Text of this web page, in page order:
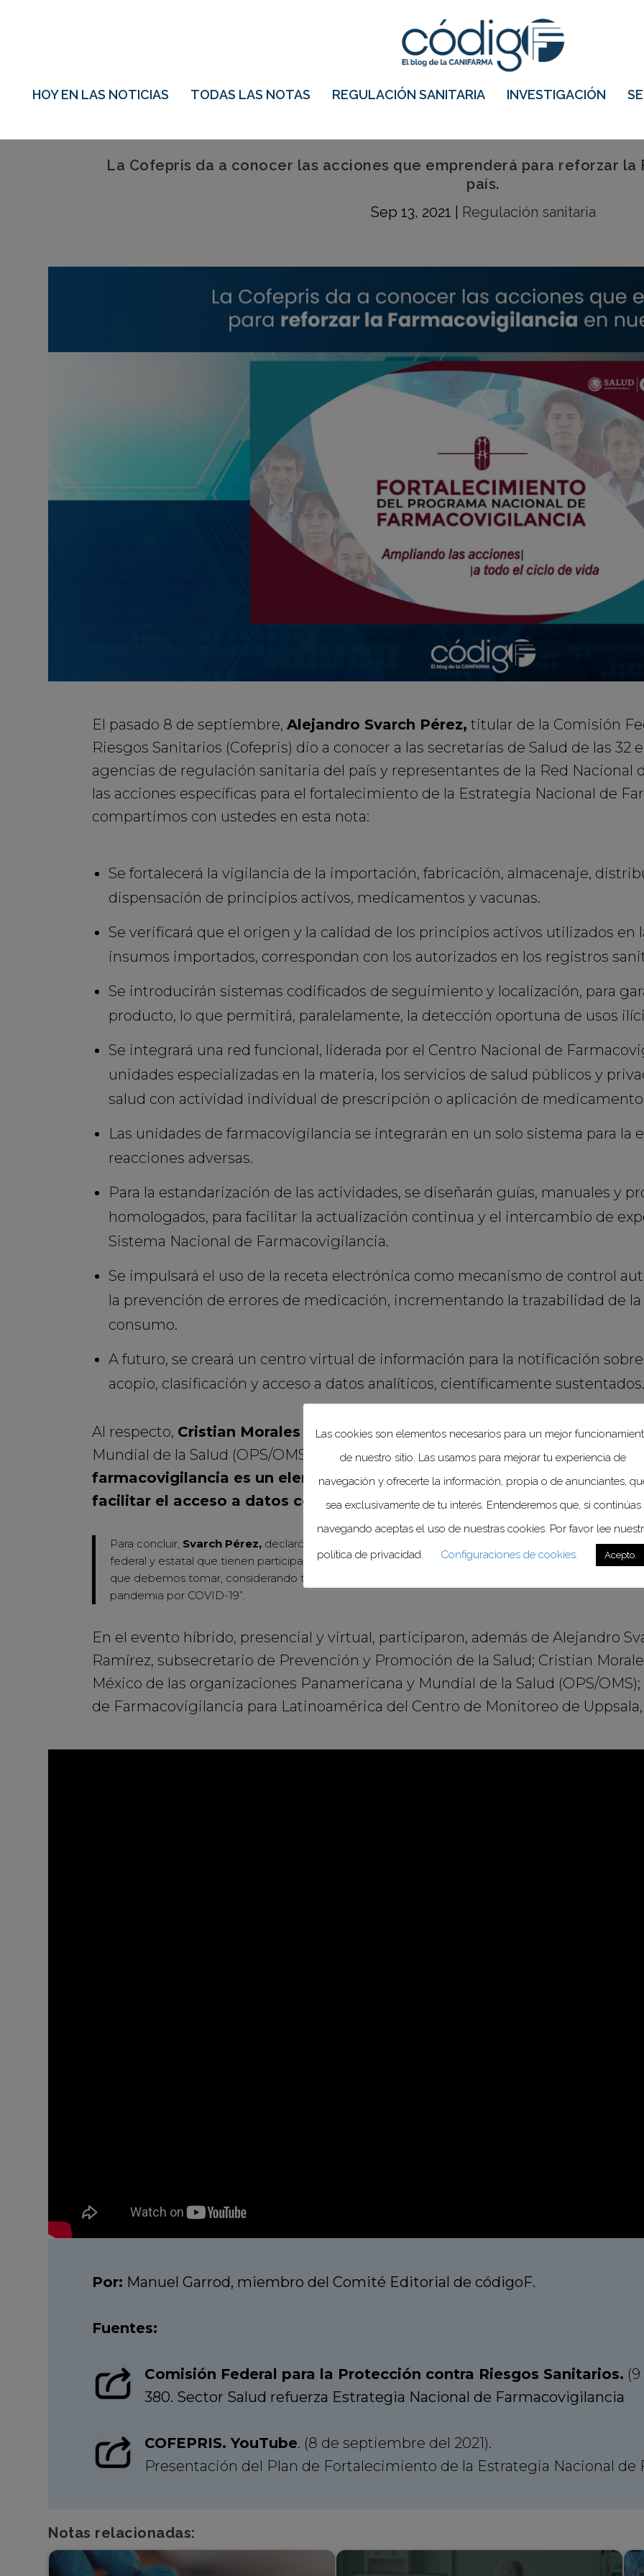
HOY EN LAS NOTICIAS TODAS LAS NOTAS REGULACIÓN SANITARIA INVESTIGACIÓN
La Cofepris da a conocer las acciones que emprenderá para reforzar
país.
Sep 13, 2021
Regulación sanitaria
El pasado 8 de septiembre, Alejandro Svarch Pérez, titular de la Comisión
Riesgos Sanitarios (Cofepris) dio a conocer a las secretarías de Salud de las 32
agencias de regulación sanitaria del país y representantes de la Red Nacional
las acciones específicas para el fortalecimiento de la Estrategia Nacional de
compartimos con ustedes en esta nota:
Se fortalecerá la vigilancia de la importación, fabricación, almacenaje,
dispensación de principios activos, medicamentos y vacunas.
Se verificará que el origen y la calidad de los principios activos utilizados en
insumos importados, correspondan con los autorizados en los registros
Se introducirán sistemas codificados de seguimiento y localización, para
producto, lo que permitirá, paralelamente, la detección oportuna de usos
Se integrará una red funcional, liderada por el Centro Nacional de
unidades especializadas en la materia, los servicios de salud públicos y
salud con actividad individual de prescripción o aplicación de
Las unidades de farmacovigilancia se integrarán en un solo sistema para la
reacciones adversas.
Para la estandarización de las actividades, se diseñarán guías, manuales y
homologados, para facilitar la actualización continua y el intercambio de
Sistema Nacional de Farmacovigilancia.
Se impulsará el uso de la receta electrónica como mecanismo de control
la prevención de errores de medicación, incrementando la trazabilidad de
consumo.
A futuro, se creará un centro virtual de información para la notificación
acopio, clasificación y acceso a datos analíticos, científicamente sustentados.
Al respecto, Cristian Morales Fuhrimann,representante en México de las
Mundial de la Salud (OPS/OMS), enfatizó que en el contexto de la pandemia
farmacovigilancia es un elemento esencial para contrarrestar
facilitar el acceso a datos confiables sobre su seguridad.
Para concluir, Svarch Pérez,declaró: “Hoy fortalecemos la farmacovigilancia presentando ante
federal y estatal que tienen participación en las tareas de este programa toral para la salud de
que debemos tomar, considerando también las lecciones aprendidas en esta época desafiante
pandemia por COVID-19”.
En el evento híbrido, presencial y virtual, participaron, además de Alejandro
Ramírez, subsecretario de Prevención y Promoción de la Salud; Cristian
México de las organizaciones Panamericana y Mundial de la Salud (OPS/
de Farmacovigilancia para Latinoamérica del Centro de Monitoreo de Uppsala,
Por: Manuel Garrod, miembro del Comité Editorial de códigoF.
Fuentes:
Comisión Federal para la Protección contra Riesgos Sanitarios.
380. Sector Salud refuerza Estrategia Nacional de Farmacovigilancia
COFEPRIS. YouTube. (8 de septiembre del 2021).
Presentación del Plan de Fortalecimiento de la Estrategia Nacional de
Notas relacionadas:
Las cookies son elementos necesarios para un mejor
de nuestro sitio. Las usamos para mejorar tu experiencia de
navegación y ofrecerte la información, propia o de anunciantes,
sea exclusivamente de tu interés. Entenderemos que, si continúas
navegando aceptas el uso de nuestras cookies. Por favor lee
política de privacidad.
Configuraciones de cookies. Acepto.